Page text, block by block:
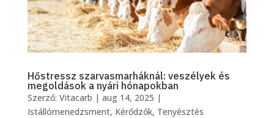
Hőstressz szarvasmarháknál: veszélyek és
megoldások a nyári hónapokban
Szerző: Vitacarb | aug 14, 2025 |
Istállómenedzsment, Kérődzők, Tenyésztés